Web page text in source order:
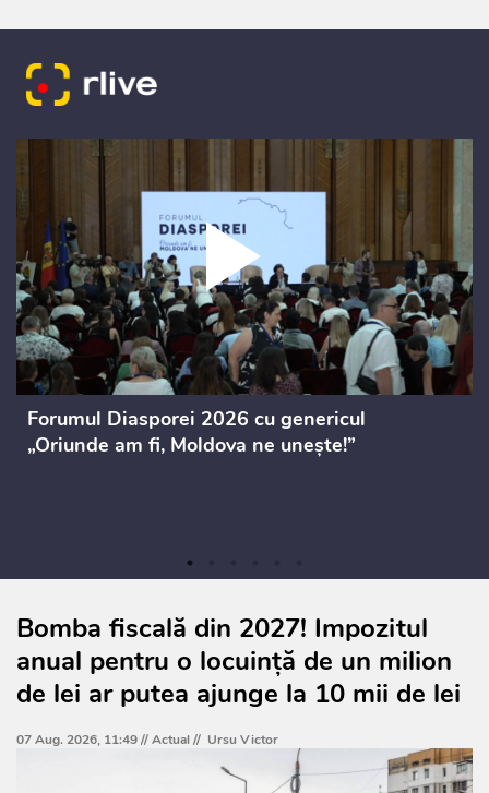
Forumul Diasporei 2026 cu genericul
„Oriunde am fi, Moldova ne unește!”
Bomba fiscală din 2027! Impozitul
anual pentru o locuință de un milion
de lei ar putea ajunge la 10 mii de lei
07 Aug. 2026, 11:49 //Actual// Ursu Victor